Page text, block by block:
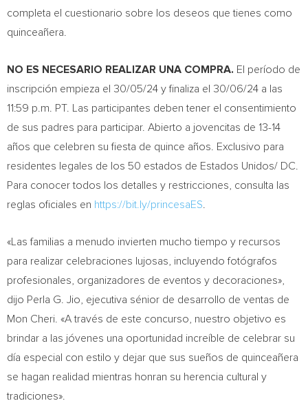
completa el cuestionario sobre los deseos que tienes como
quinceañera.
NO ES NECESARIO REALIZAR UNA COMPRA. El período de
inscripción empieza el 30/05/24 y finaliza el 30/06/24 a las
11:59 p.m. PT. Las participantes deben tener el consentimiento
de sus padres para participar. Abierto a jovencitas de 13-14
años que celebren su fiesta de quince años. Exclusivo para
residentes legales de los 50 estados de Estados Unidos/ DC.
Para conocer todos los detalles y restricciones, consulta las
reglas oficiales en https://bit.ly/princesaES
«Las familias a menudo invierten mucho tiempo y recursos
para realizar celebraciones lujosas, incluyendo fotógrafos
profesionales, organizadores de eventos y decoraciones»,
dijo Perla G. Jio , ejecutiva sénior de desarrollo de ventas de
Mon Cheri. «A través de este concurso, nuestro objetivo es
brindar a las jóvenes una oportunidad increíble de celebrar su
día especial con estilo y dejar que sus sueños de quinceañera
se hagan realidad mientras honran su herencia cultural y
tradiciones».